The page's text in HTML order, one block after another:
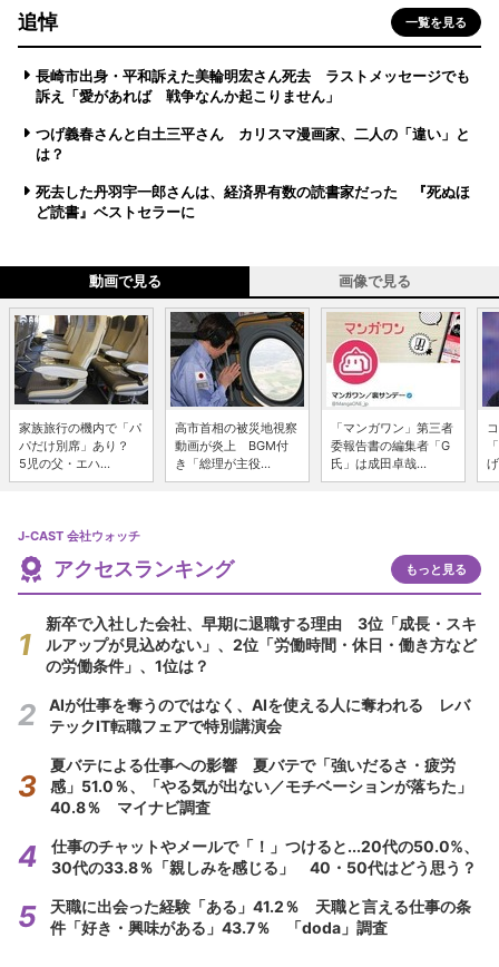
追悼 一覧を見る
長崎市出身・平和訴えた美輪明宏さん死去 ラストメッセージでも
訴え「愛があれば 戦争なんか起こりません」
つげ義春さんと白土三平さん カリスマ漫画家、二人の「違い」と
は？
死去した丹羽宇一郎さんは、経済界有数の読書家だった 『死ぬほ
ど読書』ベストセラーに
動画で見る 画像で見る
家族旅行の機内で「パ
パだけ別席」あり？
5児の父・エハ...
高市首相の被災地視察
動画が炎上 BGM付
き「総理が主役...
「マンガワン」第三者
委報告書の編集者「G
氏」は成田卓哉...
J-CAST 会社ウォッチ
アクセスランキング もっと見る
新卒で入社した会社、早期に退職する理由 3位「成長・スキ
ルアップが見込めない」、2位「労働時間・休日・働き方など
の労働条件」、1位は？
AIが仕事を奪うのではなく、AIを使える人に奪われる レバ
テックIT転職フェアで特別講演会
夏バテによる仕事への影響 夏バテで「強いだるさ・疲労
感」51.0％、「やる気が出ない／モチベーションが落ちた」
40.8％ マイナビ調査
仕事のチャットやメールで「！」つけると...20代の50.0%、
30代の33.8％「親しみを感じる」 40・50代はどう思う？
天職に出会った経験「ある」41.2％ 天職と言える仕事の条
件「好き・興味がある」43.7％ 「doda」調査